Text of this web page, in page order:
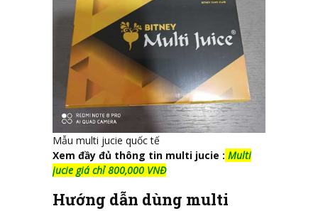
Mẫu multi jucie quốc tế
Xem đầy đủ thông tin multi jucie : Multi
jucie giá chỉ 800,000 VNĐ
Hướng dẫn dùng multi